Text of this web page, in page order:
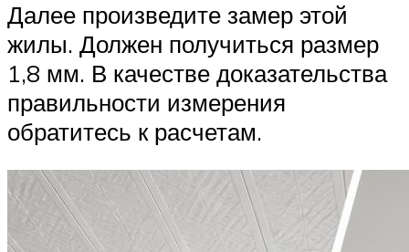
Далее произведите замер этой
жилы. Должен получиться размер
1,8 мм. В качестве доказательства
правильности измерения
обратитесь к расчетам.